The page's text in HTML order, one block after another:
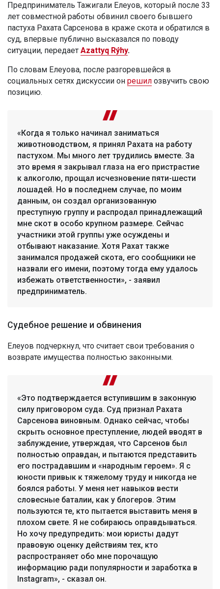
Предприниматель Тажигали Елеуов, который после 33
лет совместной работы обвинил своего бывшего
пастуха Рахата Сарсенова в краже скота и обратился в
суд, впервые публично высказался по поводу
ситуации, передает Azattyq Rýhy.
По словам Елеуова, после разгоревшейся в
социальных сетях дискуссии он решил озвучить свою
позицию.
«Когда я только начинал заниматься
животноводством, я принял Рахата на работу
пастухом. Мы много лет трудились вместе. За
это время я закрывал глаза на его пристрастие
к алкоголю, прощал исчезновение пяти-шести
лошадей. Но в последнем случае, по моим
данным, он создал организованную
преступную группу и распродал принадлежащий
мне скот в особо крупном размере. Сейчас
участники этой группы уже осуждены и
отбывают наказание. Хотя Рахат также
занимался продажей скота, его сообщники не
назвали его имени, поэтому тогда ему удалось
избежать ответственности», - заявил
предприниматель.
Судебное решение и обвинения
Елеуов подчеркнул, что считает свои требования о
возврате имущества полностью законными.
«Это подтверждается вступившим в законную
силу приговором суда. Суд признал Рахата
Сарсенова виновным. Однако сейчас, чтобы
скрыть основное преступление, людей вводят в
заблуждение, утверждая, что Сарсенов был
полностью оправдан, и пытаются представить
его пострадавшим и «народным героем». Я с
юности привык к тяжелому труду и никогда не
боялся работы. У меня нет навыков вести
словесные баталии, как у блогеров. Этим
пользуются те, кто пытается выставить меня в
плохом свете. Я не собираюсь оправдываться.
Но хочу предупредить: мои юристы дадут
правовую оценку действиям тех, кто
распространяет обо мне порочащую
информацию ради популярности и заработка в
Instagram», - сказал он.